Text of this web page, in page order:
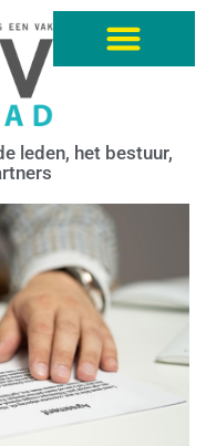
leden, het bestuur,